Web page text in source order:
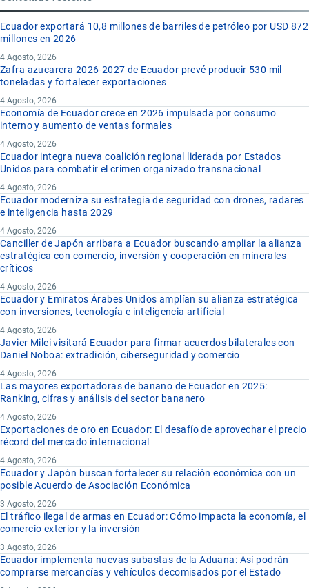
Ecuador exportará 10,8 millones de barriles de petróleo por USD 872
millones en 2026
4 Agosto, 2026
Zafra azucarera 2026-2027 de Ecuador prevé producir 530 mil
toneladas y fortalecer exportaciones
4 Agosto, 2026
Economía de Ecuador crece en 2026 impulsada por consumo
interno y aumento de ventas formales
4 Agosto, 2026
Ecuador integra nueva coalición regional liderada por Estados
Unidos para combatir el crimen organizado transnacional
4 Agosto, 2026
Ecuador moderniza su estrategia de seguridad con drones, radares
e inteligencia hasta 2029
4 Agosto, 2026
Canciller de Japón arribara a Ecuador buscando ampliar la alianza
estratégica con comercio, inversión y cooperación en minerales
críticos
4 Agosto, 2026
Ecuador y Emiratos Árabes Unidos amplían su alianza estratégica
con inversiones, tecnología e inteligencia artificial
4 Agosto, 2026
Javier Milei visitará Ecuador para firmar acuerdos bilaterales con
Daniel Noboa: extradición, ciberseguridad y comercio
4 Agosto, 2026
Las mayores exportadoras de banano de Ecuador en 2025:
Ranking, cifras y análisis del sector bananero
4 Agosto, 2026
Exportaciones de oro en Ecuador: El desafío de aprovechar el precio
récord del mercado internacional
4 Agosto, 2026
Ecuador y Japón buscan fortalecer su relación económica con un
posible Acuerdo de Asociación Económica
3 Agosto, 2026
El tráfico ilegal de armas en Ecuador: Cómo impacta la economía, el
comercio exterior y la inversión
3 Agosto, 2026
Ecuador implementa nuevas subastas de la Aduana: Así podrán
comprarse mercancías y vehículos decomisados por el Estado